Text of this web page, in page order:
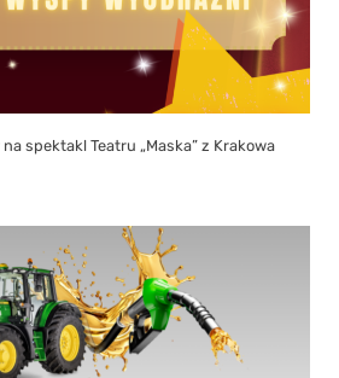
spektakl Teatru „Maska” z Krakowa